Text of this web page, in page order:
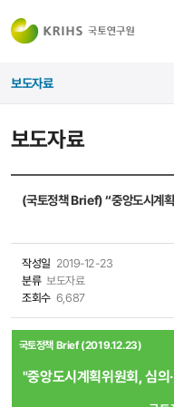
보도자료
보도자료
(국토정책 Brief) “중앙도시계
작성일 2019-12-23
분류 보도자료
조회수 6,687
국토정책 Brief (2019.12.23)
"중앙도시계획위원회, 심